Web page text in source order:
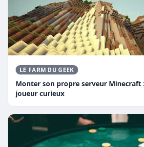
LE FARM DU GEEK
Monter son propre serveur Minecraft
joueur curieux